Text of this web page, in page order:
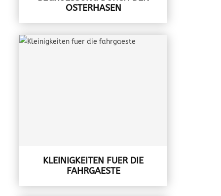
STERHASEN
KLEINIGKEITEN FUER DIE
FAHRGAESTE